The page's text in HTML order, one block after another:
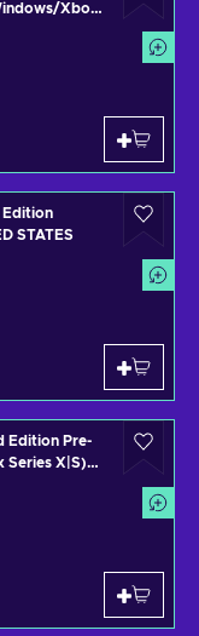
Xbox
UNITED
Edition
STATES
Edition Pre-
Series X|S)